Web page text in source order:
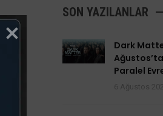
SON YAZILANLAR
Dark
Paralel